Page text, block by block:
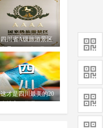
四川省A级旅游景区
日更新）
这才是四川最美的20